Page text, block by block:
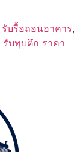
รับรื้อถอนอาคาร,
รับทุบตึก ราคา